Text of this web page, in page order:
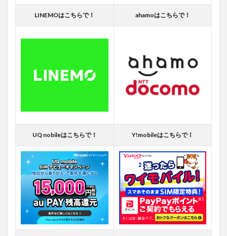
LINEMOはこちらで！ ahamoはこちらで！
UQ nobileはこちらで！ Y!mobileはこちらで！